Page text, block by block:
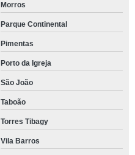
Morros
Parque Continental
Pimentas
Porto da Igreja
São João
Taboão
Torres Tibagy
Vila Barros